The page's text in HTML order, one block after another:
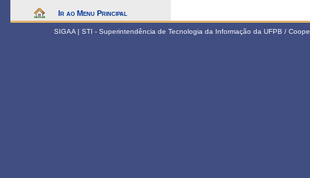
Ir ao Menu Principal
SIGAA | STI - Superintendência de Tecnologia da Informação da UFPB /